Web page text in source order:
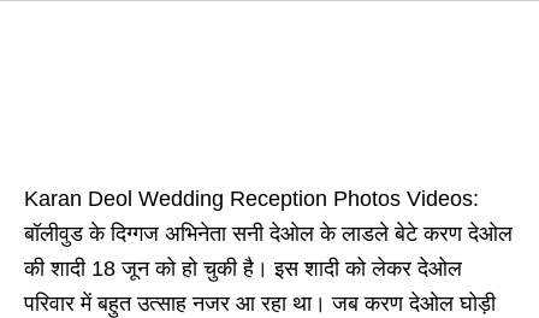
Karan Deol Wedding Reception Photos Videos:
बॉलीवुड के दिग्गज अभिनेता सनी देओल के लाडले बेटे करण देओल
की शादी 18 जून को हो चुकी है। इस शादी को लेकर देओल
परिवार में बहुत उत्साह नजर आ रहा था। जब करण देओल घोड़ी